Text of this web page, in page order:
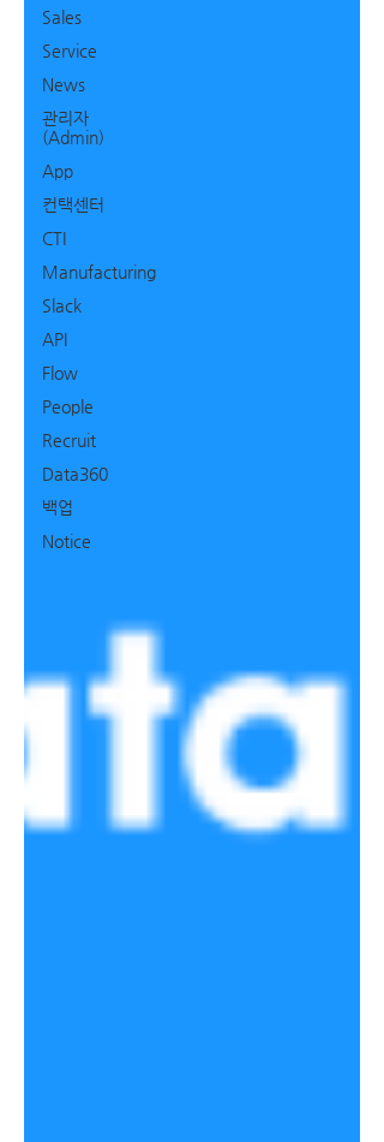
Sales
Service
News
관리자
(Admin)
App
컨택센터
CTI
Manufacturing
Slack
API
Flow
People
Recruit
Data360
백업
Notice